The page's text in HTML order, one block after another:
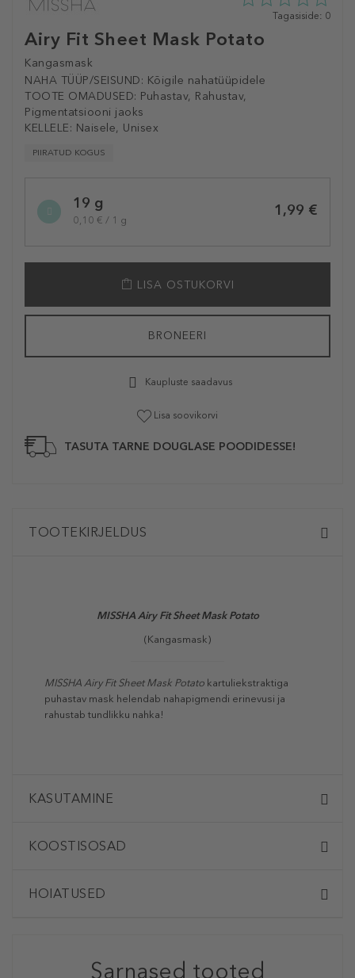
Airy Fit Sheet Mask Potato
Kangasmask
NAHA TÜÜP/SEISUND: Kõigile nahatüüpidele
TOOTE OMADUSED: Puhastav, Rahustav,
Pigmentatsiooni jaoks
KELLELE: Naisele, Unisex
PIIRATUD KOGUS
0
Tagasiside: 0
variation19 g
0,10 € / 1 g
1,99 €
LISA OSTUKORVI
BRONEERI
Kaupluste saadavus
Lisa soovikorvi
TASUTA TARNE DOUGLASE POODIDESSE!
TOOTEKIRJELDUS
MISSHA Airy Fit Sheet Mask Potato
(Kangasmask)
MISSHA Airy Fit Sheet Mask Potato kartuliekstraktiga
puhastav mask helendab nahapigmendi erinevusi ja
rahustab tundlikku nahka!
KASUTAMINE
KOOSTISOSAD
HOIATUSED
Sarnased tooted